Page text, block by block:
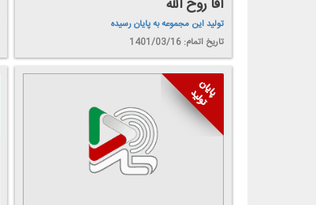
تولید این مجموعه به پایان رسیده
تاریخ اتمام: 1401/03/16